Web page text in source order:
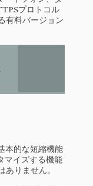
プロトコル
有料バージョン
本的な短縮機能
マイズする機能
りません。